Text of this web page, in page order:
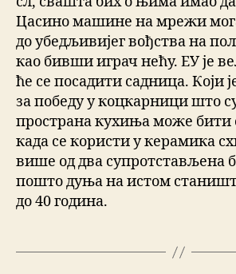
Цасино машине на мрежи
до убедљивијег вођства на
као бивши играч нећу. ЕУ је
ће се посадити садница. Који
за победу у коцкарници што
пространа кухиња може бити
када се користи у керамика
више од два супротстављена
пошто дуња на истом
до 40 година.